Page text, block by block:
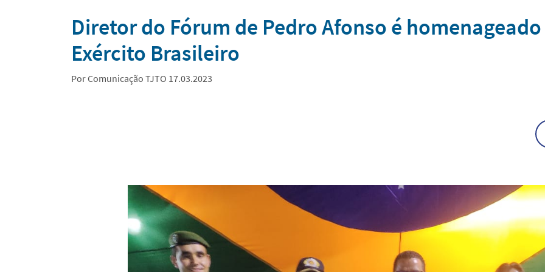
Notícias
Diretor do Fórum de Pedro Afonso é
Exército Brasileiro
Por Comunicação TJTO 17.03.2023